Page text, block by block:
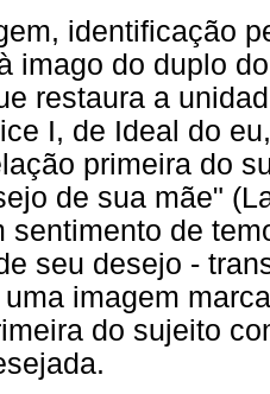
identificação
imago do duplo
restaura a
I, de Ideal do
primeira do
de sua mãe"
sentimento de
seu desejo -
imagem
do sujeito